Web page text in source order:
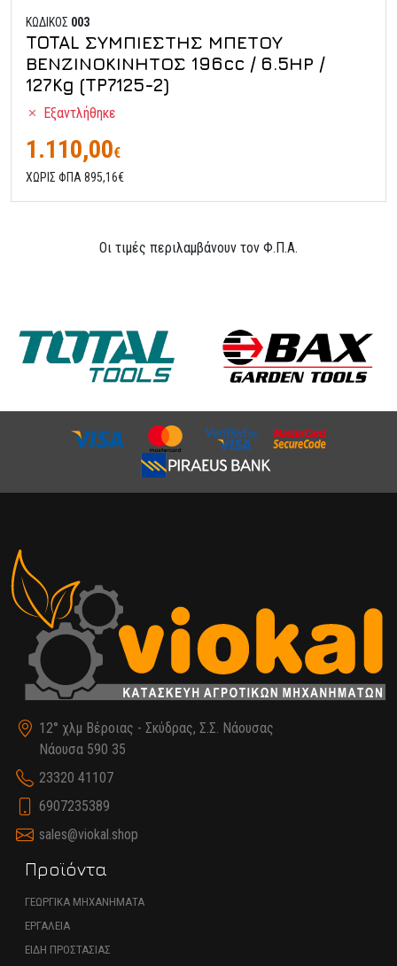
ΚΩΔΙΚΟΣ 003
TOTAL ΣΥΜΠΙΕΣΤΗΣ ΜΠΕΤΟΥ
ΒΕΝΖΙΝΟΚΙΝΗΤΟΣ 196cc / 6.5ΗΡ /
127Kg (TP7125-2)
Εξαντλήθηκε
1.110,00€
ΧΩΡΙΣ ΦΠΑ 895,16€
Οι τιμές περιλαμβάνουν τον Φ.Π.Α.
12° χλμ Βέροιας - Σκύδρας, Σ.Σ. Νάουσας
Νάουσα 590 35
23320 41107
6907235389
sales@viokal.shop
Προϊόντα
ΓΕΩΡΓΙΚΑ ΜΗΧΑΝΗΜΑΤΑ
ΕΡΓΑΛΕΙΑ
ΕΙΔΗ ΠΡΟΣΤΑΣΙΑΣ